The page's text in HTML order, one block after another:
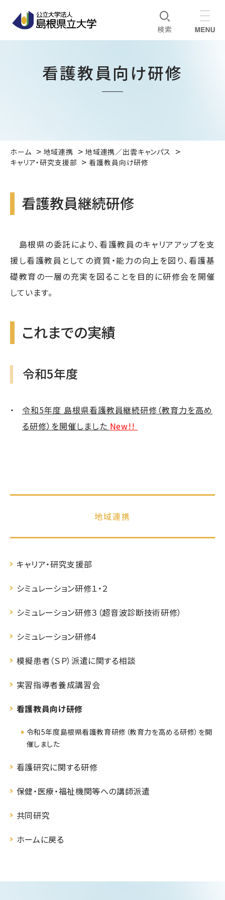
看護教員向け研修
ホーム 地域連携
地域連携／出雲キャンパス
キャリア・研究支援部
看護教員向け研修
看護教員継続研修
島根県の委託により、看護教員のキャリアアップを支
援し看護教員としての資質・能力の向上を図り、看護基
礎教育の一層の充実を図ることを目的に研修会を開催
しています。
これまでの実績
令和5年度
令和5年度 島根県看護教員継続研修（教育力を高め
る研修）を開催しました New!!
地域連携
キャリア・研究支援部
シミュレーション研修１・２
シミュレーション研修３（超音波診断技術研修）
シミュレーション研修4
模擬患者（ＳＰ）派遣に関する相談
実習指導者養成講習会
看護教員向け研修
令和5年度島根県看護教育研修（教育力を高める研修）を開
催しました
看護研究に関する研修
保健・医療・福祉機関等への講師派遣
共同研究
ホームに戻る